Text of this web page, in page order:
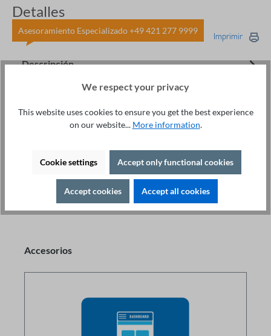
Detalles
Asesoramiento Especializado +49 421 277 9999
Imprimir
Descripción
Lo más destacado Tensión: 480V (±10%) Frecuencia:
Corto tiempo de instalac…Más
Accesorios
We respect your privacy
This website uses cookies to ensure you get the best experience
on our website... More information.
Cookie settings Accept only functional cookies
Accept cookies Accept all cookies